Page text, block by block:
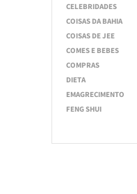
CELEBRIDADES
COISAS DA BAHIA
COISAS DE JEE
COMES E BEBES
COMPRAS
DIETA
EMAGRECIMENTO
FENG SHUI